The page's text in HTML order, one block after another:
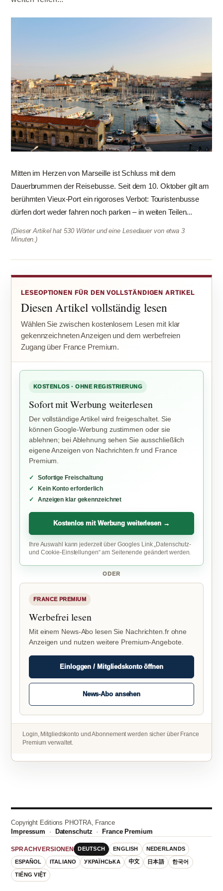
Mitten im Herzen von Marseille ist Schluss mit dem
Dauerbrummen der Reisebusse. Seit dem 10. Oktober gilt am
berühmten Vieux-Port ein rigoroses Verbot: Touristenbusse
dürfen dort weder fahren noch parken – in weiten Teilen...
(Dieser Artikel hat 530 Wörter und eine Lesedauer von etwa 3
Minuten.)
LESEOPTIONEN FÜR DEN VOLLSTÄNDIGEN ARTIKEL
Diesen Artikel vollständig lesen
Wählen Sie zwischen kostenlosem Lesen mit klar
gekennzeichneten Anzeigen und dem werbefreien
Zugang über France Premium.
KOSTENLOS · OHNE REGISTRIERUNG
Sofort mit Werbung weiterlesen
Der vollständige Artikel wird freigeschaltet. Sie
können Google-Werbung zustimmen oder sie
ablehnen; bei Ablehnung sehen Sie ausschließlich
eigene Anzeigen von Nachrichten.fr und France
Premium.
Sofortige Freischaltung
Kein Konto erforderlich
Anzeigen klar gekennzeichnet
Kostenlos mit Werbung weiterlesen →
Ihre Auswahl kann jederzeit über Googles Link „Datenschutz-
und Cookie-Einstellungen“ am Seitenende geändert werden.
ODER
FRANCE PREMIUM
Werbefrei lesen
Mit einem News-Abo lesen Sie Nachrichten.fr ohne
Anzeigen und nutzen weitere Premium-Angebote.
Einloggen / Mitgliedskonto öffnen
News-Abo ansehen
Login, Mitgliedskonto und Abonnement werden sicher über France
Premium verwaltet.
Copyright Editions PHOTRA, France
Impressum · Datenschutz ·France Premium
SPRACHVERSIONEN DEUTSCH ENGLISH NEDERLANDS
ESPAÑOL ITALIANO УКРАЇНСЬКА 中文 日本語 한국어
TIẾNG VIỆT